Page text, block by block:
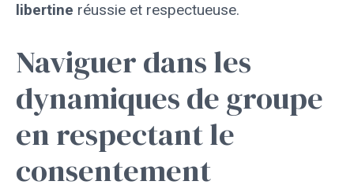
libertine réussie et respectueuse.
Naviguer dans les
dynamiques de groupe
en respectant le
consentement